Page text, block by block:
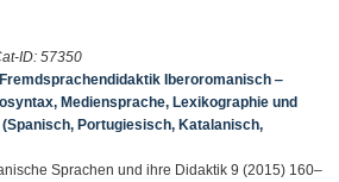
ID: 57350
Iberoromanisch ‒
Mediensprache, Lexikographie und
Portugiesisch, Katalanisch,
Sprachen und ihre Didaktik 9 (2015) 160–